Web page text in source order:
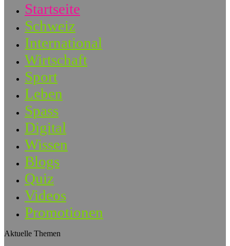
Startseite
Schweiz
International
Wirtschaft
Sport
Leben
Spass
Digital
Wissen
Blogs
Quiz
Videos
Promotionen
Aktuelle Themen